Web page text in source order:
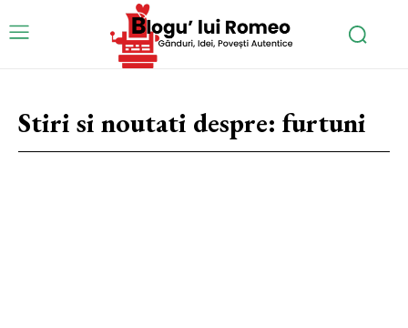
Stiri si noutati despre: furtuni